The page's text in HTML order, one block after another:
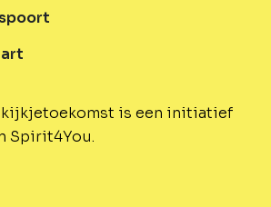
is een initiatief
Spirit4You.